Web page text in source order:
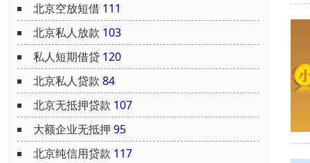
北京空放短借 111
北京私人放款 103
私人短期借贷 120
北京私人贷款 84
北京无抵押贷款 107
大额企业无抵押 95
北京纯信用贷款 117